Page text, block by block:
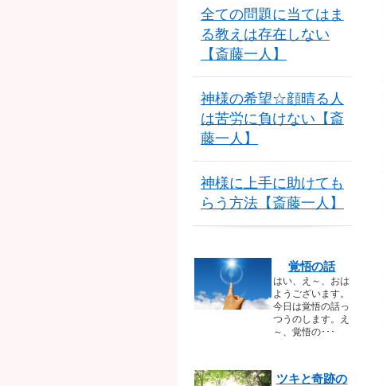
全ての問題に当てはま
る教えは存在しない
【斎藤一人】
神様の希望☆顔晴る人
は苦労に負けない【斎
藤一人】
神様に上手に助けても
らう方法【斎藤一人】
覚悟の話
はい、え～、おは
ようございます。
今日は覚悟の話っ
つうのします。え
～、覚悟の･･･
ツキと奇跡の